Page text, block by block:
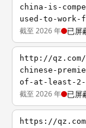
china-is-
used-to-work-
截至 2026 年 已屏
http://
chinese-
of-at-least-
截至 2026 年 已屏
https://